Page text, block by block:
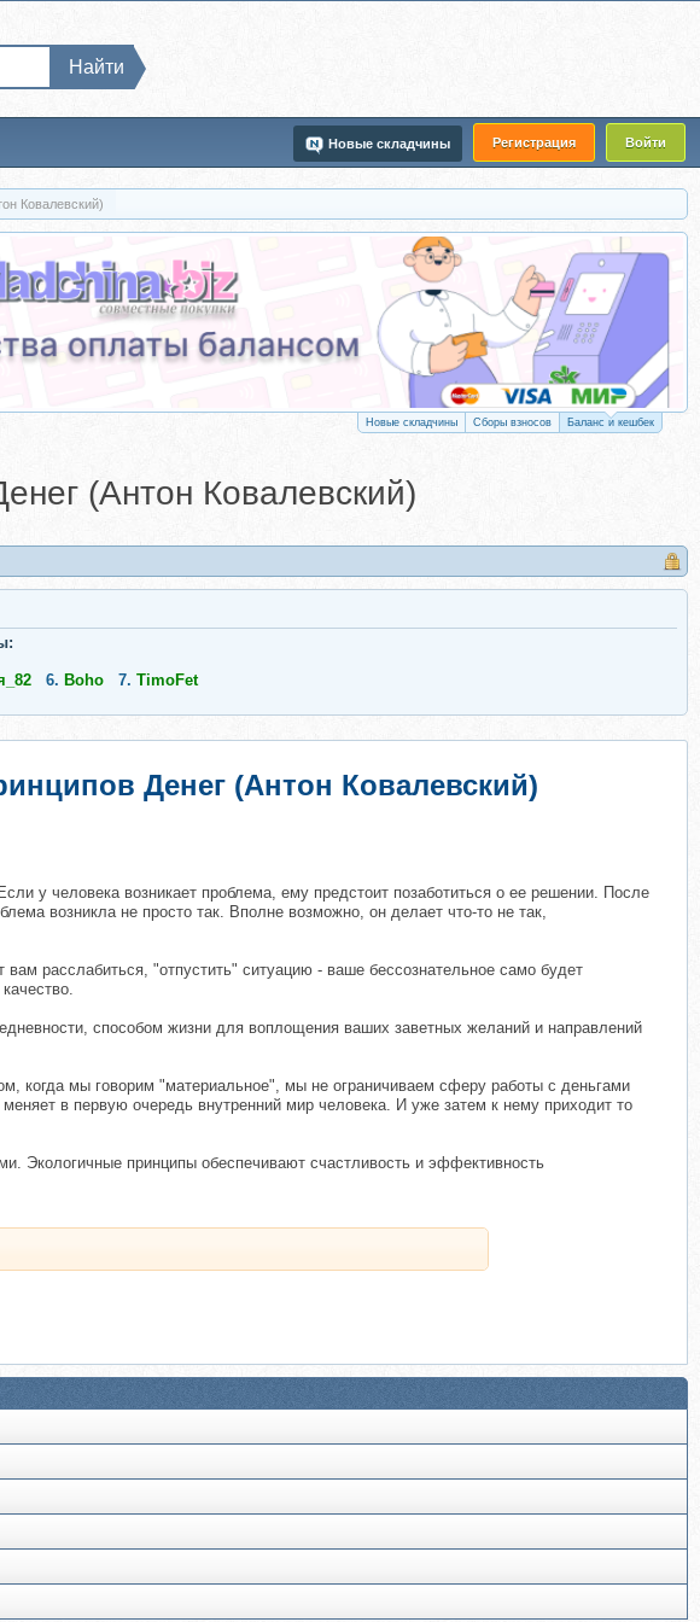
Регистрация Войти
Новые складчины
Найти
Ковалевский)
Новые складчины Сборы взносов Баланс и кешбек
(Антон Ковалевский)
6. Boho 7. TimoFet
Денег (Антон Ковалевский)
у человека возникает проблема, ему предстоит позаботиться о ее решении. После
возникла не просто так. Вполне возможно, он делает что-то не так,
расслабиться, "отпустить" ситуацию - ваше бессознательное само будет
способом жизни для воплощения ваших заветных желаний и направлений
когда мы говорим "материальное", мы не ограничиваем сферу работы с деньгами
в первую очередь внутренний мир человека. И уже затем к нему приходит то
Экологичные принципы обеспечивают счастливость и эффективность